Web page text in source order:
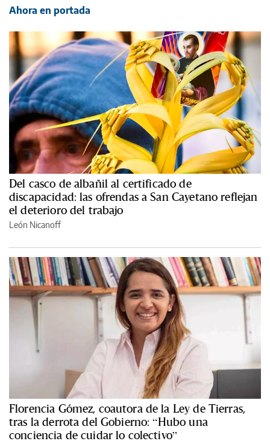
Ahora en portada
Del casco de albañil al certificado de
discapacidad: las ofrendas a San Cayetano reflejan
el deterioro del trabajo
León Nicanoff
Florencia Gómez, coautora de la Ley de Tierras,
tras la derrota del Gobierno: “Hubo una
conciencia de cuidar lo colectivo”